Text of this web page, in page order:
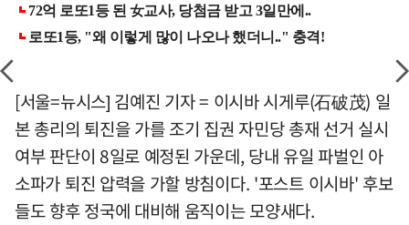
[서울=뉴시스] 김예진 기자 = 이시바 시게루(石破茂) 일
본 총리의 퇴진을 가를 조기 집권 자민당 총재 선거 실시
여부 판단이 8일로 예정된 가운데, 당내 유일 파벌인 아
소파가 퇴진 압력을 가할 방침이다. '포스트 이시바' 후보
들도 향후 정국에 대비해 움직이는 모양새다.